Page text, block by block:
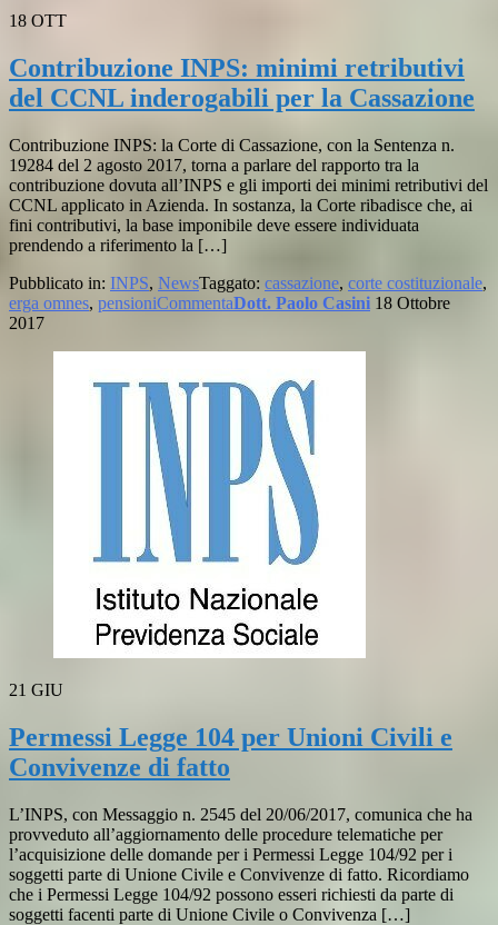
18 OTT
Contribuzione INPS: minimi retributivi
del CCNL inderogabili per la Cassazione
Contribuzione INPS: la Corte di Cassazione, con la Sentenza n.
19284 del 2 agosto 2017, torna a parlare del rapporto tra la
contribuzione dovuta all’INPS e gli importi dei minimi retributivi del
CCNL applicato in Azienda. In sostanza, la Corte ribadisce che, ai
fini contributivi, la base imponibile deve essere individuata
prendendo a riferimento la […]
Pubblicato in: INPS, NewsTaggato: cassazione, corte costituzionale,
erga omnes, pensioniCommentaDott. Paolo Casini 18 Ottobre
2017
21 GIU
Permessi Legge 104 per Unioni Civili e
Convivenze di fatto
L’INPS, con Messaggio n. 2545 del 20/06/2017, comunica che ha
provveduto all’aggiornamento delle procedure telematiche per
l’acquisizione delle domande per i Permessi Legge 104/92 per i
soggetti parte di Unione Civile e Convivenze di fatto. Ricordiamo
che i Permessi Legge 104/92 possono esseri richiesti da parte di
soggetti facenti parte di Unione Civile o Convivenza […]